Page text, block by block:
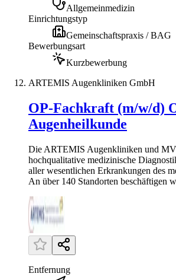
Allgemeinmedizin
Einrichtungstyp
Gemeinschaftspraxis / BAG
Bewerbungsart
Kurzbewerbung
ARTEMIS Augenkliniken GmbH
OP-Fachkraft (m/w/d)
Augenheilkunde
Die ARTEMIS Augenkliniken und
hochqualitative medizinische
aller wesentlichen Erkrankungen des
An über 140 Standorten beschäftigen
Entfernung